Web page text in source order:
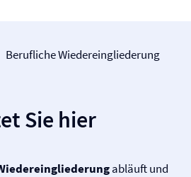
Berufliche Wiedereingliederung
Sie hier
abläuft und